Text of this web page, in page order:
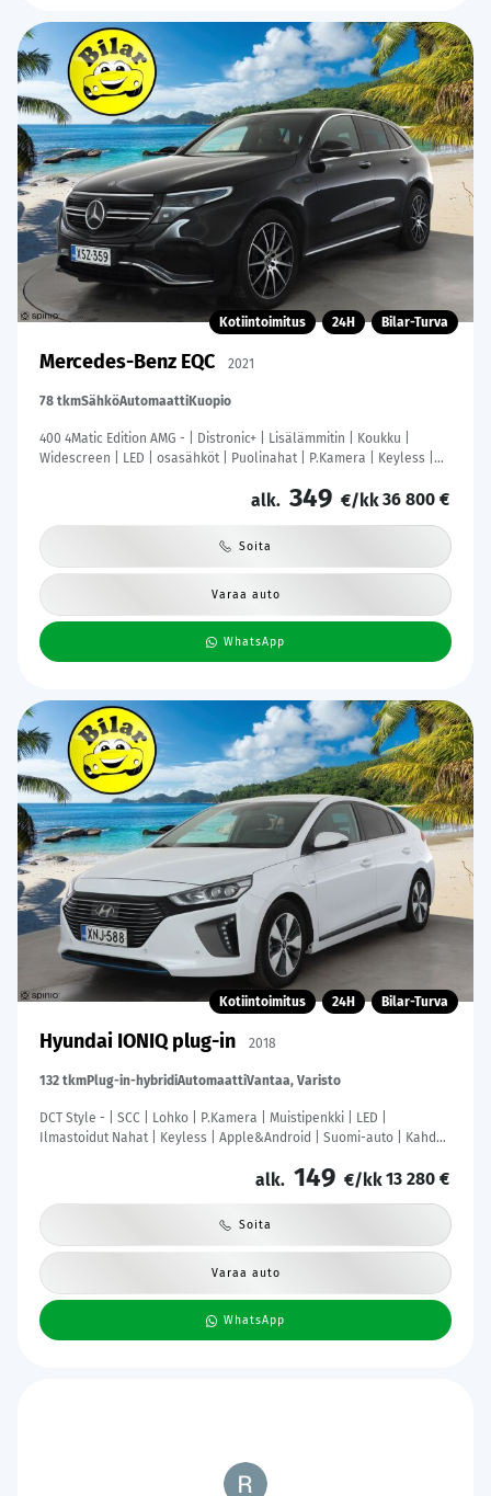
Kotiintoimitus 24H Bilar-Turva
Mercedes-Benz EQC 2021
78 tkmSähköAutomaatti Kuopio
400 4Matic Edition AMG - | Distronic+ | Lisälämmitin | Koukku |
Widescreen | LED | osasähköt | Puolinahat | P.Kamera | Keyless |
alk. 349 €/kk36 800 €
Soita
Varaa auto
WhatsApp
Kotiintoimitus 24H Bilar-Turva
Hyundai IONIQ plug-in 2018
132 tkmPlug-in-hybridiAutomaattiVantaa, Varisto
DCT Style - | SCC | Lohko | P.Kamera | Muistipenkki | LED |
Ilmastoidut Nahat | Keyless | Apple&Android | Suomi-auto | Kahdet
alk. 149 €/kk13 280 €
Soita
Varaa auto
WhatsApp